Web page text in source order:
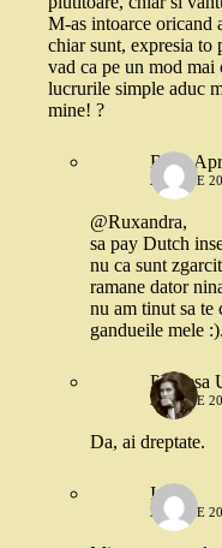
M-as intoarce oricand
chiar sunt, expresia to
vad ca pe un mod
lucrurile simple aduc
mine! ?
Rosu
26 IUNIE
@Ruxandra,
sa pay Dutch
nu ca sunt
ramane dator
nu am tinut sa
gandueile mele :).
Printesa
27 IUNIE
Da, ai dreptate.
Irina
27 IUNIE